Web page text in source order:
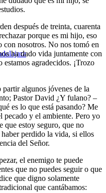
después de treinta, cuarenta
porque es mi hijo, eso
con nosotros. No nos tomó en
ha dado vida juntamente con
agradecidos. ¡Trozo
algunos jóvenes de la
Pastor David ¿Y fulano? –
es lo que está pasando? Me
pecado y el ambiente. Pero yo
que estoy seguro, que no
perdido la vida, si ellos
del Señor.
el enemigo te puede
que no puedes seguir o que
que digno solamente
que cantábamos: